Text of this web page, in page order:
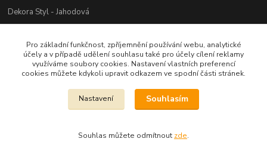
Dekora Styl - Jahodová
721312944
info@zbozi-darky.cz
Pro základní funkčnost, zpříjemnění používání webu, analytické
účely a v případě udělení souhlasu také pro účely cílení reklamy
využíváme soubory cookies. Nastavení vlastních preferencí
cookies můžete kdykoli upravit odkazem ve spodní části stránek.
Nastavení Souhlasím
Souhlas můžete odmítnout zde.